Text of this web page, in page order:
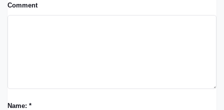
Comment
Name: *